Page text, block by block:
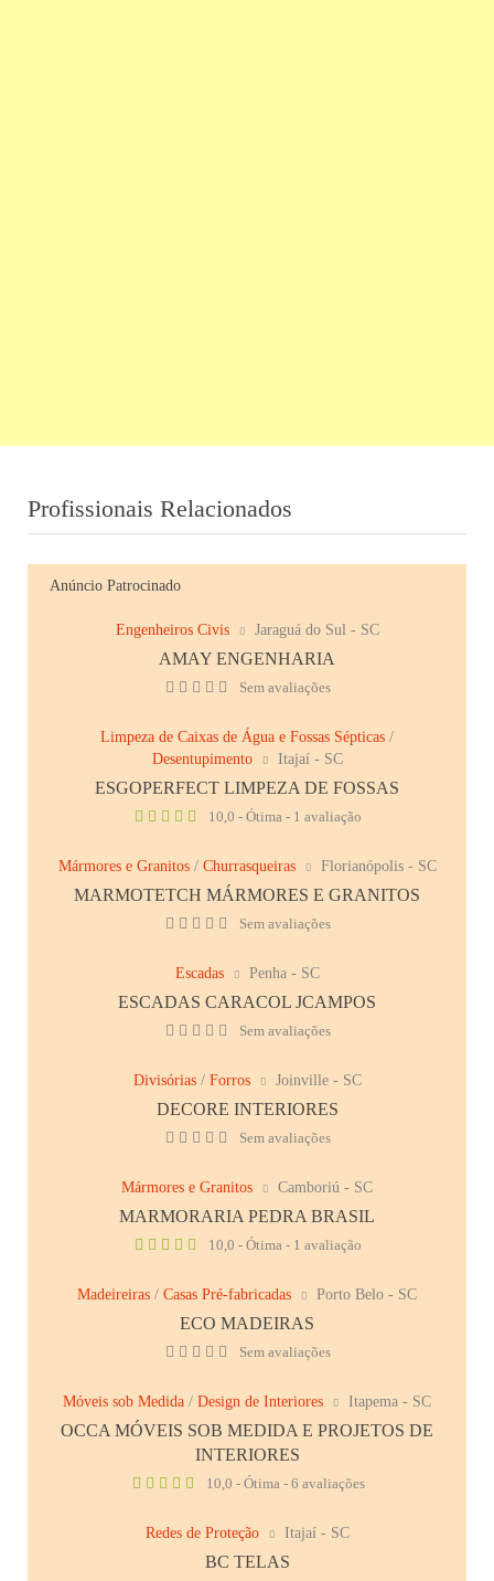
Profissionais Relacionados
Anúncio Patrocinado
Engenheiros Civis Jaraguá do Sul - SC
AMAY ENGENHARIA
Sem avaliações
Limpeza de Caixas de Água e Fossas Sépticas /
Desentupimento
Itajaí - SC
ESGOPERFECT LIMPEZA DE FOSSAS
10,0 - Ótima - 1 avaliação
Mármores e Granitos/ Churrasqueiras Florianópolis - SC
MARMOTETCH MÁRMORES E GRANITOS
Sem avaliações
Escadas Penha - SC
ESCADAS CARACOL JCAMPOS
Sem avaliações
Divisórias/ Forros Joinville - SC
DECORE INTERIORES
Sem avaliações
Mármores e Granitos Camboriú - SC
MARMORARIA PEDRA BRASIL
10,0 - Ótima - 1 avaliação
Madeireiras / Casas Pré-fabricadas Porto Belo - SC
ECO MADEIRAS
Sem avaliações
Móveis sob Medida / Design de Interiores Itapema - SC
OCCA MÓVEIS SOB MEDIDA E PROJETOS DE
INTERIORES
10,0 - Ótima - 6 avaliações
Redes de Proteção Itajaí - SC
BC TELAS